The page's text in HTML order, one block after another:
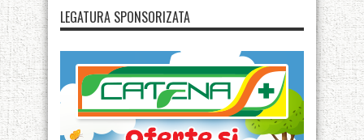
LEGATURA SPONSORIZATA